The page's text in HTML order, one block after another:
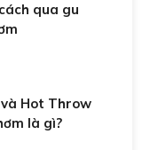
qua gu
Hot Throw
là gì?